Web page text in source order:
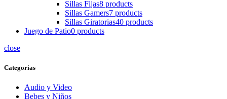
Sillas Fijas8 products
Sillas Gamers7 products
Sillas Giratorias40 products
Juego de Patio0 products
close
Categorias
Audio y Video
Bebes y Niños